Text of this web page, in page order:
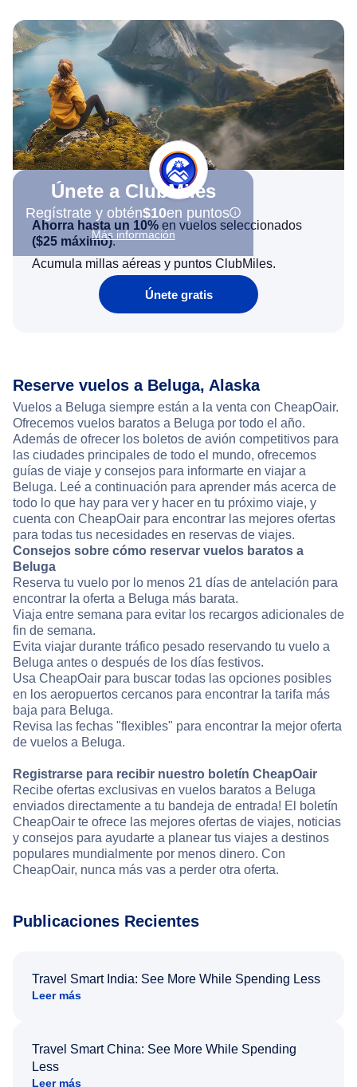
Únete a ClubMiles
Regístrate y obtén$10en puntos
Más información
Ahorra hasta un 10% en vuelos seleccionados
($25 máximo).
Acumula millas aéreas y puntos ClubMiles.
Únete gratis
Reserve vuelos a Beluga, Alaska
Vuelos a Beluga siempre están a la venta con CheapOair.
Ofrecemos vuelos baratos a Beluga por todo el año.
Además de ofrecer los boletos de avión competitivos para
las ciudades principales de todo el mundo, ofrecemos
guías de viaje y consejos para informarte en viajar a
Beluga. Leé a continuación para aprender más acerca de
todo lo que hay para ver y hacer en tu próximo viaje, y
cuenta con CheapOair para encontrar las mejores ofertas
para todas tus necesidades en reservas de viajes.
Consejos sobre cómo reservar vuelos baratos a
Beluga
Reserva tu vuelo por lo menos 21 días de antelación para
encontrar la oferta a Beluga más barata.
Viaja entre semana para evitar los recargos adicionales de
fin de semana.
Evita viajar durante tráfico pesado reservando tu vuelo a
Beluga antes o después de los días festivos.
Usa CheapOair para buscar todas las opciones posibles
en los aeropuertos cercanos para encontrar la tarifa más
baja para Beluga.
Revisa las fechas "flexibles" para encontrar la mejor oferta
de vuelos a Beluga.
Registrarse para recibir nuestro boletín CheapOair
Recibe ofertas exclusivas en vuelos baratos a Beluga
enviados directamente a tu bandeja de entrada! El boletín
CheapOair te ofrece las mejores ofertas de viajes, noticias
y consejos para ayudarte a planear tus viajes a destinos
populares mundialmente por menos dinero. Con
CheapOair, nunca más vas a perder otra oferta.
Publicaciones Recientes
Travel Smart India: See More While Spending Less
Leer más
Travel Smart China: See More While Spending
Less
Leer más